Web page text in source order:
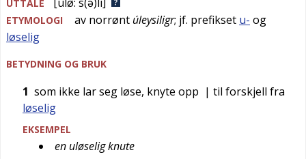
UTTALE
ETYMOLOGI av norrønt úleysiligr; jf. prefikset u- og
løselig
BETYDNING OG BRUK
1 som ikke lar seg løse, knyte opp | til forskjell fra
løselig
EKSEMPEL
en uløselig knute